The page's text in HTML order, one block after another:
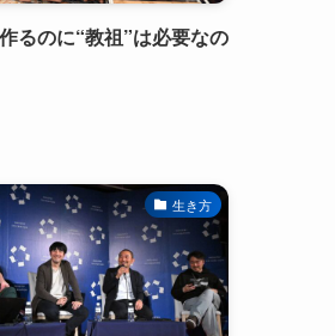
るのに“教祖”は必要なの
生き方